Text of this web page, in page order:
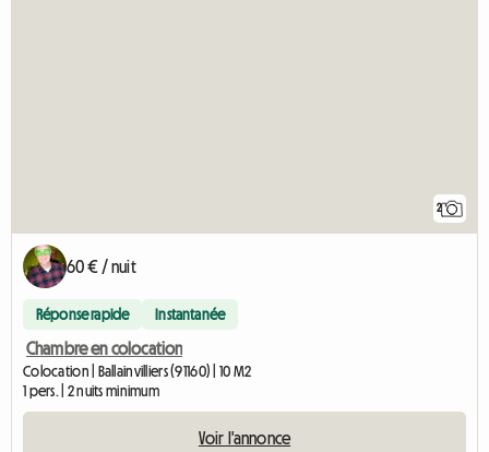
2
60 € / nuit
Réponse rapide Instantanée
Chambre en colocation
Colocation | Ballainvilliers (91160) | 10 M2
1 pers. | 2 nuits minimum
Voir l'annonce